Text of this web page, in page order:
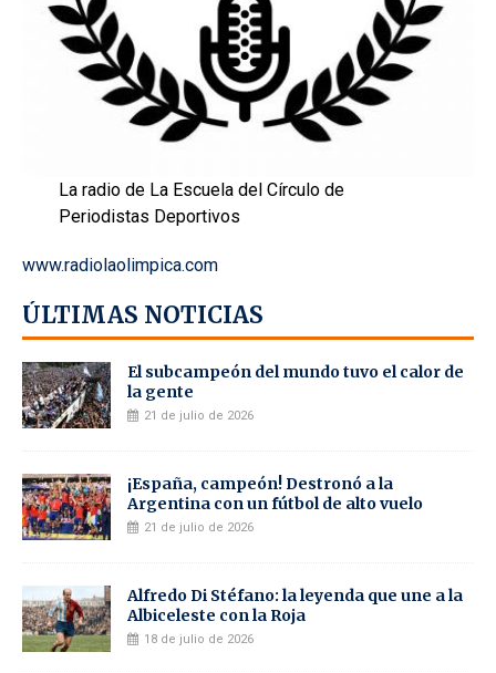
La radio de La Escuela del Círculo de
Periodistas Deportivos
www.radiolaolimpica.com
ÚLTIMAS NOTICIAS
El subcampeón del mundo tuvo el calor de
la gente
21 de julio de 2026
¡España, campeón! Destronó a la
Argentina con un fútbol de alto vuelo
21 de julio de 2026
Alfredo Di Stéfano: la leyenda que une a la
Albiceleste con la Roja
18 de julio de 2026